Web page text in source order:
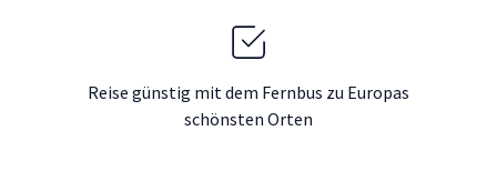
Reise günstig mit dem Fernbus zu Europas
schönsten Orten